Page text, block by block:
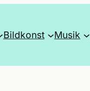
Bildkonst Musik